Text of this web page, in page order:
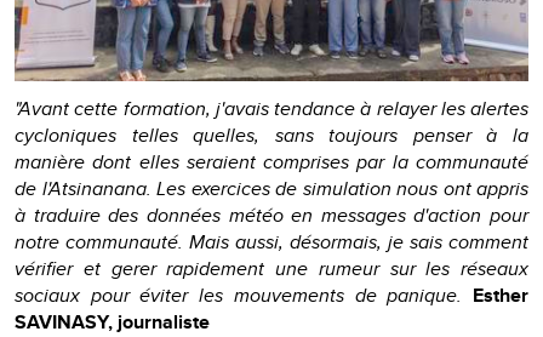
"Avant cette formation, j'avais tendance à relayer les alertes
cycloniques telles quelles, sans toujours penser à la
manière dont elles seraient comprises par la communauté
de l'Atsinanana. Les exercices de simulation nous ont appris
à traduire des données météo en messages d'action pour
notre communauté. Mais aussi, désormais, je sais comment
vérifier et gerer rapidement une rumeur sur les réseaux
sociaux pour éviter les mouvements de panique. Esther
SAVINASY, journaliste